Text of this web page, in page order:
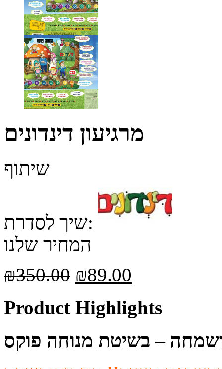
מרגיעון דינדונים
שיתוף
שיך לסדרת:
המחיר שלנו
₪350.00 ₪89.00
Product Highlights
– בשיטת מנוחה פוקס